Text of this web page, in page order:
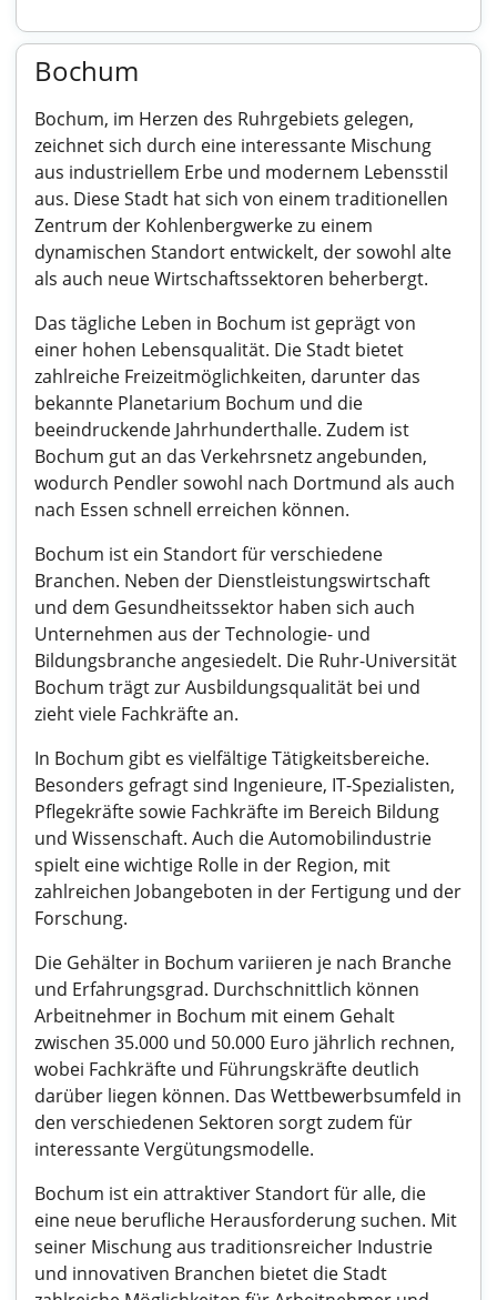
Bochum
Bochum, im Herzen des Ruhrgebiets gelegen,
zeichnet sich durch eine interessante Mischung
aus industriellem Erbe und modernem Lebensstil
aus. Diese Stadt hat sich von einem traditionellen
Zentrum der Kohlenbergwerke zu einem
dynamischen Standort entwickelt, der sowohl alte
als auch neue Wirtschaftssektoren beherbergt.
Das tägliche Leben in Bochum ist geprägt von
einer hohen Lebensqualität. Die Stadt bietet
zahlreiche Freizeitmöglichkeiten, darunter das
bekannte Planetarium Bochum und die
beeindruckende Jahrhunderthalle. Zudem ist
Bochum gut an das Verkehrsnetz angebunden,
wodurch Pendler sowohl nach Dortmund als auch
nach Essen schnell erreichen können.
Bochum ist ein Standort für verschiedene
Branchen. Neben der Dienstleistungswirtschaft
und dem Gesundheitssektor haben sich auch
Unternehmen aus der Technologie- und
Bildungsbranche angesiedelt. Die Ruhr-Universität
Bochum trägt zur Ausbildungsqualität bei und
zieht viele Fachkräfte an.
In Bochum gibt es vielfältige Tätigkeitsbereiche.
Besonders gefragt sind Ingenieure, IT-Spezialisten,
Pflegekräfte sowie Fachkräfte im Bereich Bildung
und Wissenschaft. Auch die Automobilindustrie
spielt eine wichtige Rolle in der Region, mit
zahlreichen Jobangeboten in der Fertigung und der
Forschung.
Die Gehälter in Bochum variieren je nach Branche
und Erfahrungsgrad. Durchschnittlich können
Arbeitnehmer in Bochum mit einem Gehalt
zwischen 35.000 und 50.000 Euro jährlich rechnen,
wobei Fachkräfte und Führungskräfte deutlich
darüber liegen können. Das Wettbewerbsumfeld in
den verschiedenen Sektoren sorgt zudem für
interessante Vergütungsmodelle.
Bochum ist ein attraktiver Standort für alle, die
eine neue berufliche Herausforderung suchen. Mit
seiner Mischung aus traditionsreicher Industrie
und innovativen Branchen bietet die Stadt